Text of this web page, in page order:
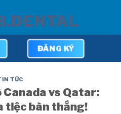
ĐĂNG KÝ
TỨC
Canada vs Qatar:
tiệc bàn thắng!